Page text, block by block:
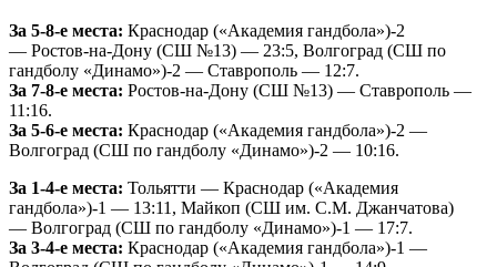
За 5-8-е места: Краснодар («Академия гандбола»)-2
— Ростов-на-Дону (СШ №13) — 23:5, Волгоград (СШ по
гандболу «Динамо»)-2 — Ставрополь — 12:7.
За 7-8-е места: Ростов-на-Дону (СШ №13) — Ставрополь —
11:16.
За 5-6-е места: Краснодар («Академия гандбола»)-2 —
Волгоград (СШ по гандболу «Динамо»)-2 — 10:16.
За 1-4-е места: Тольятти — Краснодар («Академия
гандбола»)-1 — 13:11, Майкоп (СШ им. С.М. Джанчатова)
— Волгоград (СШ по гандболу «Динамо»)-1 — 17:7.
За 3-4-е места: Краснодар («Академия гандбола»)-1 —